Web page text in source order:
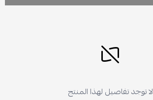
لا توجد تفاصيل لهذا المنتج